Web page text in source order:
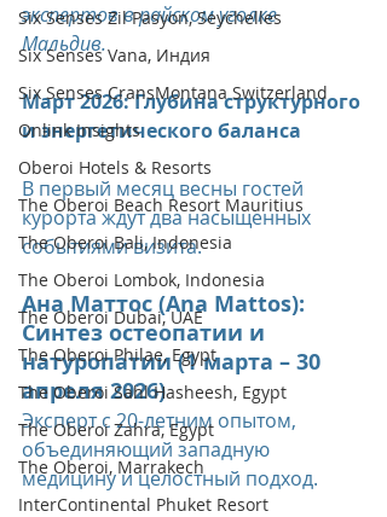
Six Senses Zil Pasyon, Seychelles
Six Senses Vana, Индия
Six Senses CransMontana Switzerland
Onlink Insights
Oberoi Hotels & Resorts
The Oberoi Beach Resort Mauritius
The Oberoi Bali, Indonesia
The Oberoi Lombok, Indonesia
The Oberoi Dubai, UAE
The Oberoi Philae, Egypt
The Oberoi Sahl Hasheesh, Egypt
The Oberoi Zahra, Egypt
The Oberoi, Marrakech
InterContinental Phuket Resort
экспертов в райском уголке
Мальдив.
Март 2026: Глубина структурного
и энергетического баланса
В первый месяц весны гостей
курорта ждут два насыщенных
событиями визита.
Ана Маттос (Ana Mattos):
Синтез остеопатии и
натуропатии (1 марта – 30
апреля 2026)
Эксперт с 20-летним опытом,
объединяющий западную
медицину и целостный подход.